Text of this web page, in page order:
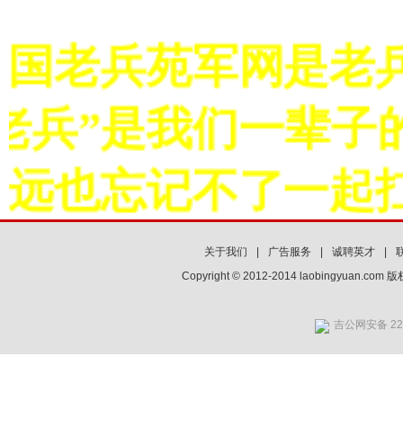
兵苑军网是老兵
”是我们一辈子的
忘记不了一起扛
关于我们 广告服务 诚聘英才
Copyright © 2012-2014 laobingyuan.com 版
吉公网安备